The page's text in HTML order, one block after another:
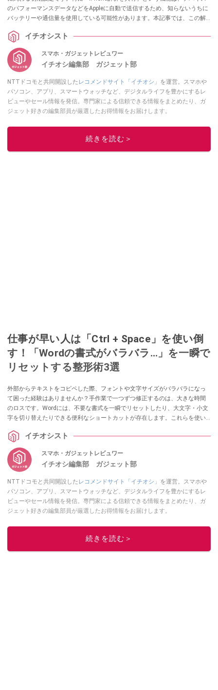
のパフォーマンスデータなどをAppleに自動で送信するため、知らないうちに
バッテリーや通信量を使用している可能性があります。本記事では、この解
長持ちさせるための簡単な手順を解説します。
イチオシスト
スマホ・ガジェットレビュワー
イチオシ編集部 ガジェット部
NTTドコモと共同開設したレコメンドサイト「イチオシ」 を運営。スマホや
パソコン、アプリ、スマートウォッチなど、デジタルライフを豊かにするレ
ビューやセール情報を発信。専門家による信頼できる情報をまとめたり、ガ
ジェット好きの編集部員が厳選したお得情報をお届けします。
このイチオシストの他の記事を読む
続きを読む＞
仕事が早い人は「Ctrl + Space」を使い倒
す！「Wordの書式がバラバラ…」を一瞬で
リセットする整形術3選
外部からテキストをコピペした際、フォントや文字サイズがバラバラになっ
て困った経験はありませんか？手作業で一つずつ修正するのは、大きな時間
のロスです。Wordには、不要な書式を一瞬でリセットしたり、大文字・小文
字を切り替えたりできる便利なショートカットが存在します。これらを使い
イチオシスト
スマホ・ガジェットレビュワー
イチオシ編集部 ガジェット部
NTTドコモと共同開設したレコメンドサイト「イチオシ」 を運営。スマホや
パソコン、アプリ、スマートウォッチなど、デジタルライフを豊かにするレ
ビューやセール情報を発信。専門家による信頼できる情報をまとめたり、ガ
ジェット好きの編集部員が厳選したお得情報をお届けします。
このイチオシストの他の記事を読む
続きを読む＞